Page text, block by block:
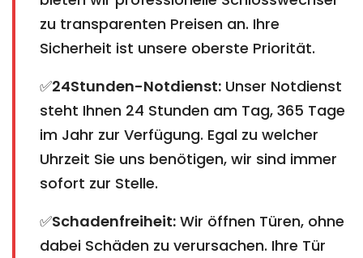
zu transparenten Preisen an. Ihre
Sicherheit ist unsere oberste Priorität.
✅24Stunden-Notdienst: Unser Notdienst
steht Ihnen 24 Stunden am Tag, 365 Tage
im Jahr zur Verfügung. Egal zu welcher
Uhrzeit Sie uns benötigen, wir sind immer
sofort zur Stelle.
✅Schadenfreiheit: Wir öffnen Türen, ohne
dabei Schäden zu verursachen. Ihre Tür